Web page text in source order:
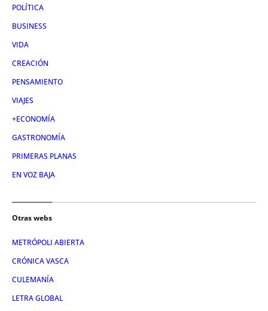
POLÍTICA
BUSINESS
VIDA
CREACIÓN
PENSAMIENTO
VIAJES
+ECONOMÍA
GASTRONOMÍA
PRIMERAS PLANAS
EN VOZ BAJA
Otras webs
METRÓPOLI ABIERTA
CRÓNICA VASCA
CULEMANÍA
LETRA GLOBAL